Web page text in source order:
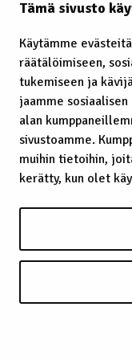
Tämä sivusto
Käytämme
räätälöimiseen,
tukemiseen ja
jaamme
alan
sivustoamme.
muihin tietoihin,
kerätty, kun olet
Laavu – lávvu
Laidunrauha
Lainatut
Lainsäädäntö
Lapin kaste
Lappalainen
Lapsiin